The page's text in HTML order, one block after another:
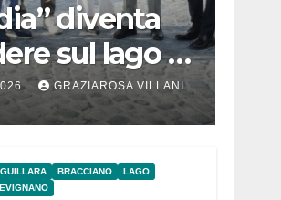
diventa
sul lago di
ieri
GRAZIAROSA VILLANI
BRACCIANO
LAGO